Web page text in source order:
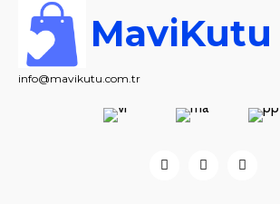
MaviKutu
info@mavikutu.com.tr